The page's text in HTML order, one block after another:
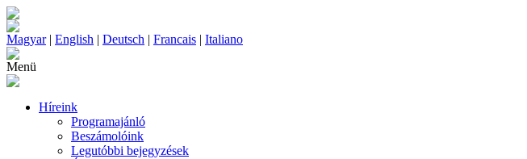
Magyar| English | Deutsch | Francais | Italiano
Menü
Híreink
Programajánló
Beszámolóink
Legutóbbi bejegyzések